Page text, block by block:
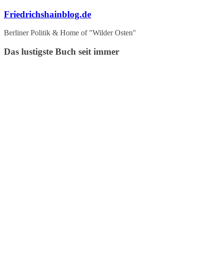
Zum
springen
Friedrichshainblog.de
Berliner Politik & Home of "Wilder Osten"
Das lustigste Buch seit immer